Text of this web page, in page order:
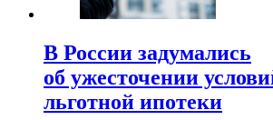
В России задумались
об ужесточении
льготной ипотеки